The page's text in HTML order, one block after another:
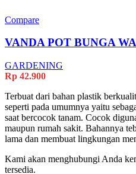
Compare
VANDA POT BUNGA
GARDENING
Rp 42.900
Terbuat dari bahan plastik
seperti pada umumnya yaitu
saat bercocok tanam. Cocok
maupun rumah sakit. Bahannya
lama dan membuat lingkungan
Kami akan menghubungi Anda
tersedia.